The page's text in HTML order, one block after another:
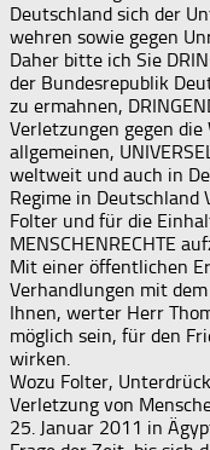
Deutschland sich der
wehren sowie gegen
Daher bitte ich Sie
der Bundesrepublik
zu ermahnen,
Verletzungen gegen
allgemeinen,
weltweit und auch in
Regime in Deutschland
Folter und für die
MENSCHENRECHTE
Mit einer öffentlichen
Verhandlungen mit
Ihnen, werter Herr
möglich sein, für den
wirken.
Wozu Folter,
Verletzung von
25. Januar 2011 in